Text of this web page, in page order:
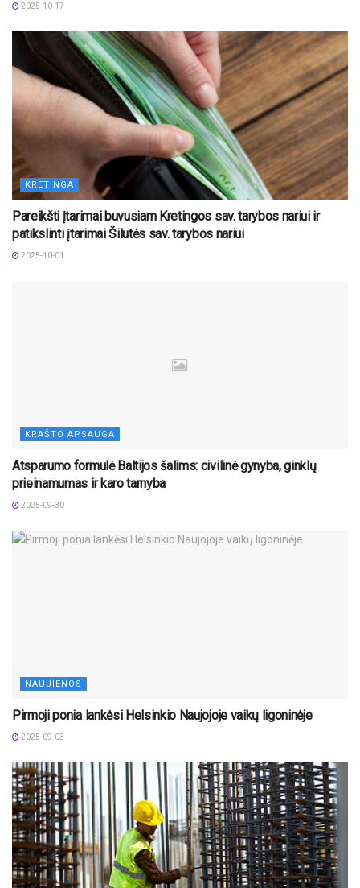
2025-10-17
KRETINGA
Pareikšti įtarimai buvusiam Kretingos sav. tarybos nariui ir
patikslinti įtarimai Šilutės sav. tarybos nariui
2025-10-01
KRAŠTO APSAUGA
Atsparumo formulė Baltijos šalims: civilinė gynyba, ginklų
prieinamumas ir karo tarnyba
2025-09-30
NAUJIENOS
Pirmoji ponia lankėsi Helsinkio Naujojoje vaikų ligoninėje
2025-09-03